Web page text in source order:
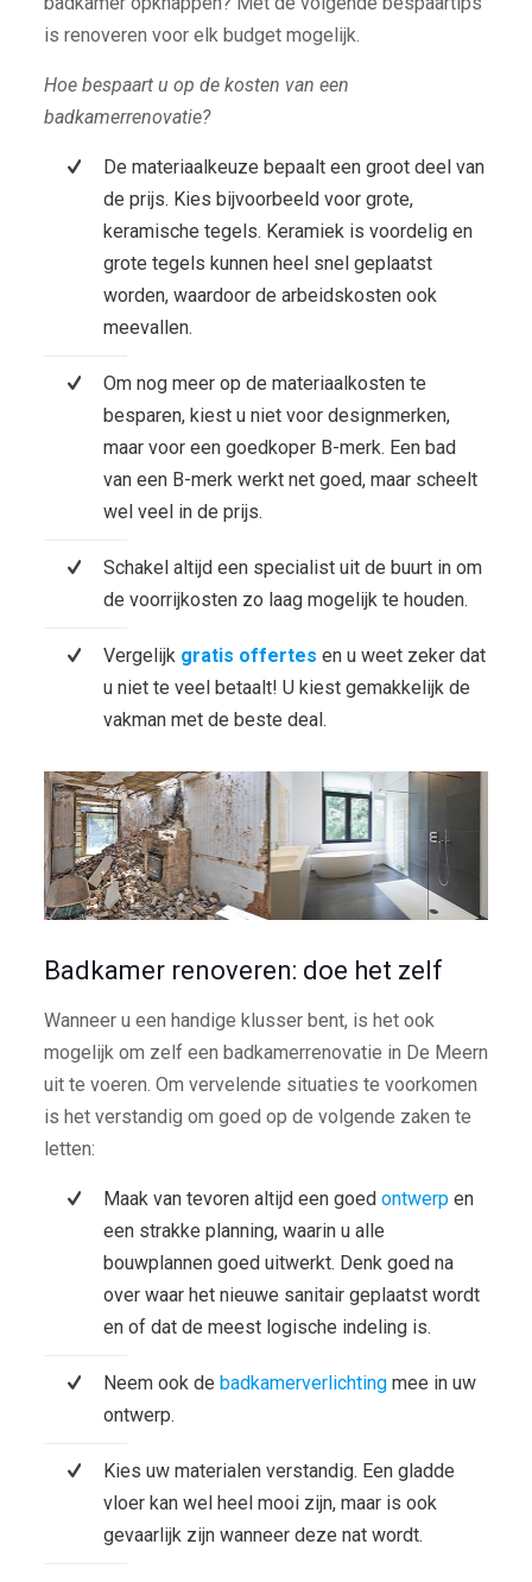
is renoveren voor elk budget mogelijk.
Hoe bespaart u op de kosten van een
badkamerrenovatie?
De materiaalkeuze bepaalt een groot deel van
de prijs. Kies bijvoorbeeld voor grote,
keramische tegels. Keramiek is voordelig en
grote tegels kunnen heel snel geplaatst
worden, waardoor de arbeidskosten ook
meevallen.
Om nog meer op de materiaalkosten te
besparen, kiest u niet voor designmerken,
maar voor een goedkoper B-merk. Een bad
van een B-merk werkt net goed, maar scheelt
wel veel in de prijs.
Schakel altijd een specialist uit de buurt in om
de voorrijkosten zo laag mogelijk te houden.
Vergelijk gratis offertes en u weet zeker dat
u niet te veel betaalt! U kiest gemakkelijk de
vakman met de beste deal.
Badkamer renoveren: doe het zelf
Wanneer u een handige klusser bent, is het ook
mogelijk om zelf een badkamerrenovatie in De Meern
uit te voeren. Om vervelende situaties te voorkomen
is het verstandig om goed op de volgende zaken te
letten:
Maak van tevoren altijd een goed ontwerp en
een strakke planning, waarin u alle
bouwplannen goed uitwerkt. Denk goed na
over waar het nieuwe sanitair geplaatst wordt
en of dat de meest logische indeling is.
Neem ook de badkamerverlichtingmee in uw
ontwerp.
Kies uw materialen verstandig. Een gladde
vloer kan wel heel mooi zijn, maar is ook
gevaarlijk zijn wanneer deze nat wordt.